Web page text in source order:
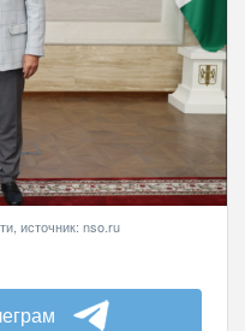
источник: nso.ru